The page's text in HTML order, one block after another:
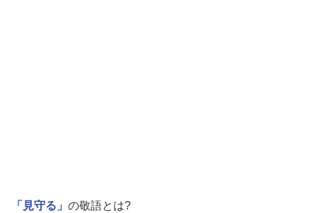
「見守る」 の敬語とは?